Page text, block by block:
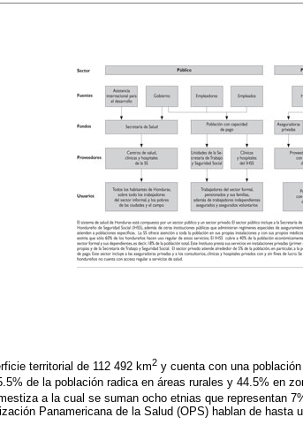
territorial de 112 492 km2 y cuenta con una
de la población radica en áreas rurales y 44.5% en
a la cual se suman ocho etnias que representan
Panamericana de la Salud (OPS) hablan de hasta